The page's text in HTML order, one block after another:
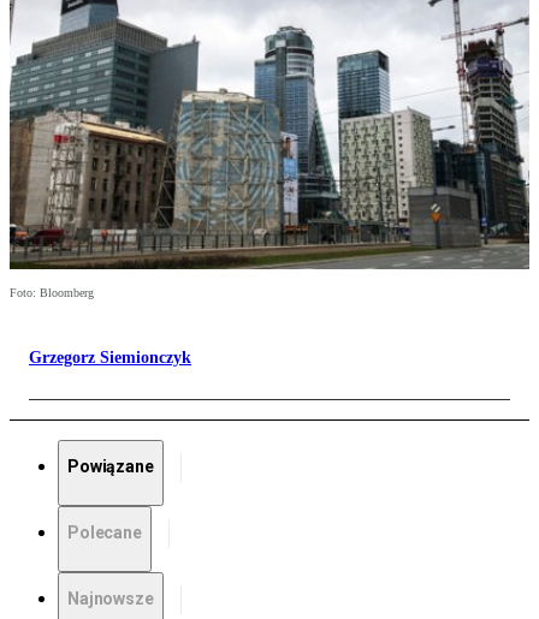
Foto: Bloomberg
Grzegorz Siemionczyk
Powiązane
Polecane
Najnowsze